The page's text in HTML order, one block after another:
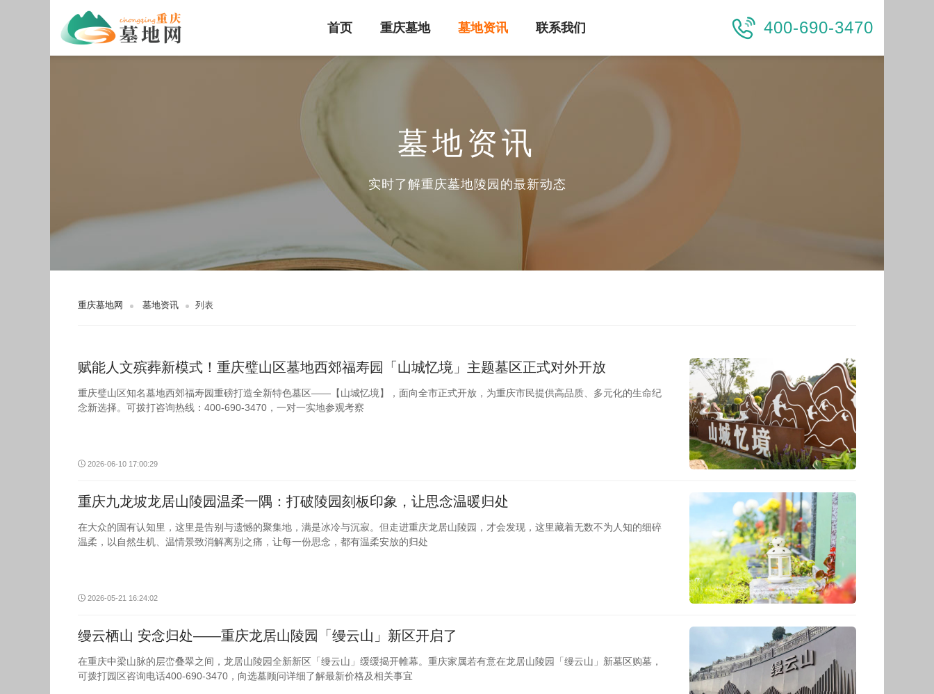
首页 重庆墓地 墓地资讯 联系我们 400-690-3470
墓地资讯
实时了解重庆墓地陵园的最新动态
重庆墓地网 墓地资讯 列表
赋能人文殡葬新模式！重庆璧山区墓地西郊福寿园「山城忆境」主题墓区正式对外开放
重庆璧山区知名墓地西郊福寿园重磅打造全新特色墓区——【山城忆境】，面向全市正式开放，为重庆市民提供高品质、多元化的生命纪
念新选择。可拨打咨询热线：400-690-3470，一对一实地参观考察
2026-06-10 17:00:29
重庆九龙坡龙居山陵园温柔一隅：打破陵园刻板印象，让思念温暖归处
在大众的固有认知里，这里是告别与遗憾的聚集地，满是冰冷与沉寂。但走进重庆龙居山陵园，才会发现，这里藏着无数不为人知的细碎
温柔，以自然生机、温情景致消解离别之痛，让每一份思念，都有温柔安放的归处
2026-05-21 16:24:02
缦云栖山 安念归处——重庆龙居山陵园「缦云山」新区开启了
在重庆中梁山脉的层峦叠翠之间，龙居山陵园全新新区「缦云山」缓缓揭开帷幕。重庆家属若有意在龙居山陵园「缦云山」新墓区购墓，
可拨打园区咨询电话400-690-3470，向选墓顾问详细了解最新价格及相关事宜